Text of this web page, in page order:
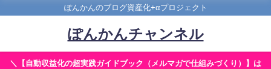
ぽんかんのブログ資産化+αプロジェクト
ぽんかんチャンネル
＼【自動収益化の超実践ガイドブック（メルマガで仕組みづくり）】は